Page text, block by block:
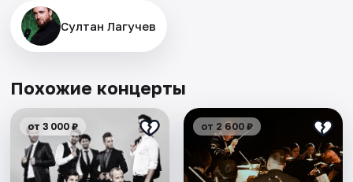
Султан Лагучев
Похожие концерты
от 3 000 ₽ от 2 600 ₽